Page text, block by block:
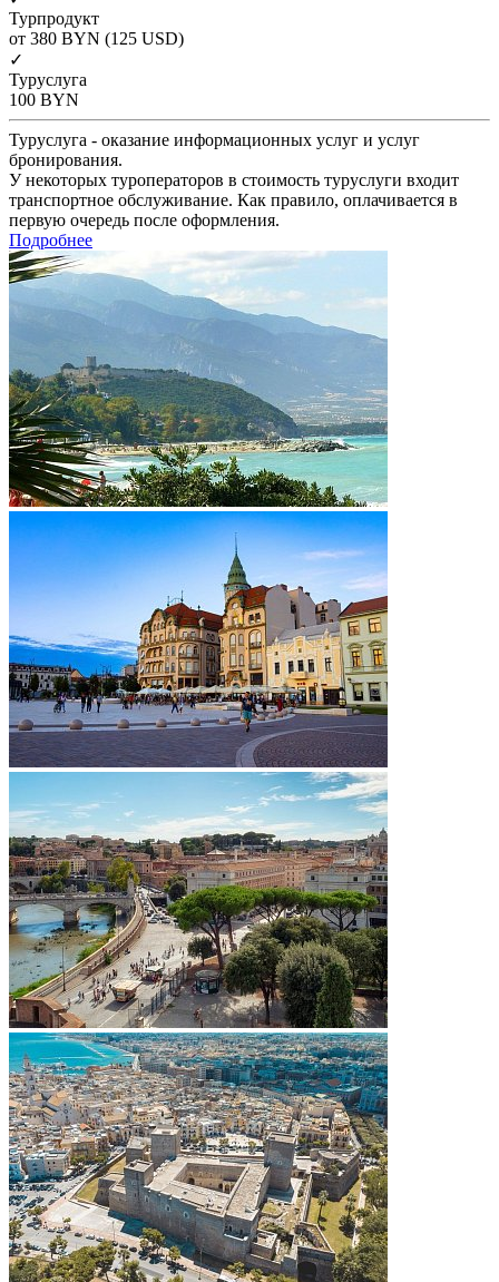
Турпродукт
от 380 BYN (125 USD)
✓
Туруслуга
100 BYN
Туруслуга - оказание информационных услуг и услуг
бронирования.
У некоторых туроператоров в стоимость туруслуги входит
транспортное обслуживание. Как правило, оплачивается в
первую очередь после оформления.
Подробнее